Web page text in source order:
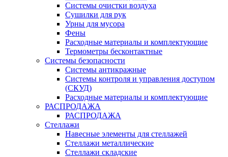
Системы очистки воздуха
Сушилки для рук
Урны для мусора
Фены
Расходные материалы и комплектующие
Термометры бесконтактные
Системы безопасности
Системы антикражные
Системы контроля и управления доступом
(СКУД)
Расходные материалы и комплектующие
РАСПРОДАЖА
РАСПРОДАЖА
Стеллажи
Навесные элементы для стеллажей
Стеллажи металлические
Стеллажи складские